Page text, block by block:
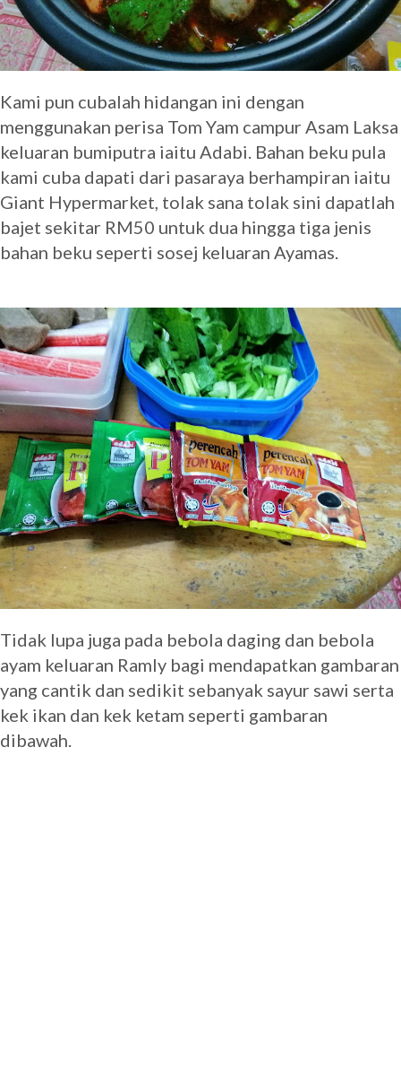
Kami pun cubalah hidangan ini dengan
menggunakan perisa Tom Yam campur Asam Laksa
keluaran bumiputra iaitu Adabi. Bahan beku pula
kami cuba dapati dari pasaraya berhampiran iaitu
Giant Hypermarket, tolak sana tolak sini dapatlah
bajet sekitar RM50 untuk dua hingga tiga jenis
bahan beku seperti sosej keluaran Ayamas.
Tidak lupa juga pada bebola daging dan bebola
ayam keluaran Ramly bagi mendapatkan gambaran
yang cantik dan sedikit sebanyak sayur sawi serta
kek ikan dan kek ketam seperti gambaran
dibawah.